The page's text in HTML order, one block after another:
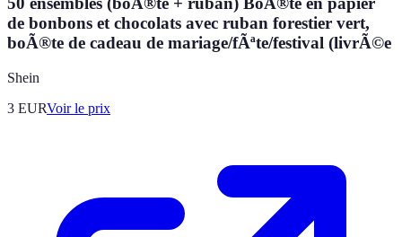
de bonbons et chocolats avec ruban forestier vert,
boÃ®te de cadeau de mariage/fÃªte/festival (livrÃ©e
Shein
3 EURVoir le prix